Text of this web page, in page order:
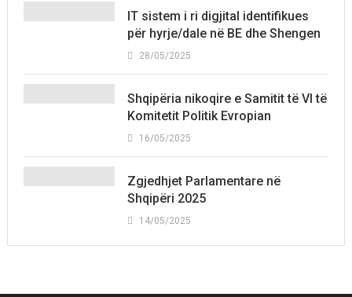
IT sistem i ri digjital identifikues
për hyrje/dale në BE dhe Shengen
28/05/2025
Shqipëria nikoqire e Samitit të VI të
Komitetit Politik Evropian
16/05/2025
Zgjedhjet Parlamentare në
Shqipëri 2025
14/05/2025